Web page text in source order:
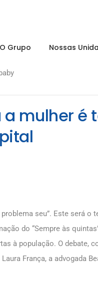
O Grupo Nossas
mulher é
seu”. Este será o
do “Sempre às
à população. O debate,
França, a advogada